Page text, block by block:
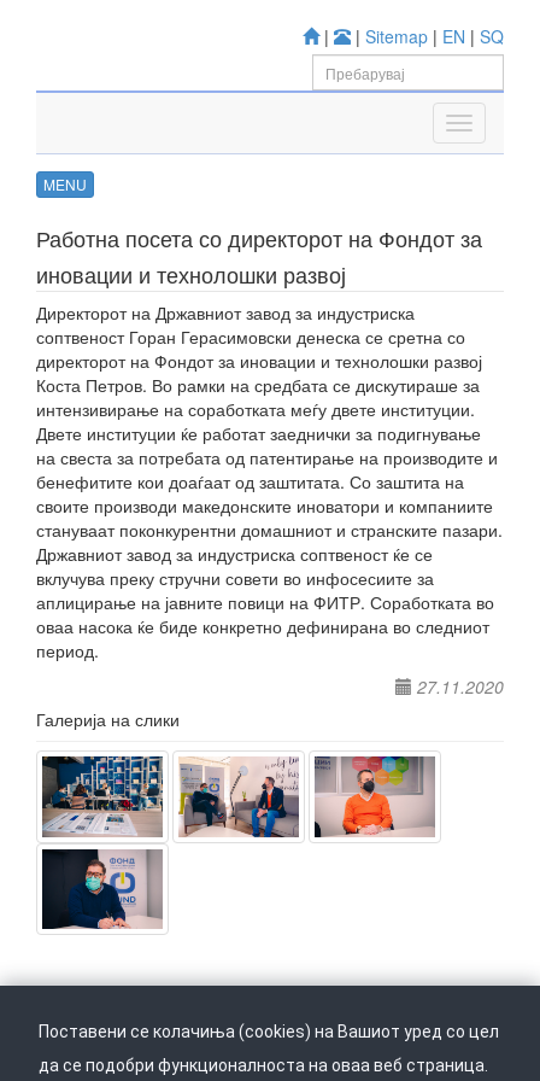
| | Sitemap | EN | SQ
MENU
Работна посета со директорот на Фондот за
иновации и технолошки развој
Директорот на Државниот завод за индустриска
соптвеност Горан Герасимовски денеска се сретна со
директорот на Фондот за иновации и технолошки развој
Коста Петров. Во рамки на средбата се дискутираше за
интензивирање на соработката меѓу двете институции.
Двете институции ќе работат заеднички за подигнување
на свеста за потребата од патентирање на производите и
бенефитите кои доаѓаат од заштитата. Со заштита на
своите производи македонските иноватори и компаниите
стануваат поконкурентни домашниот и странските пазари.
Државниот завод за индустриска соптвеност ќе се
вклучува преку стручни совети во инфосесиите за
аплицирање на јавните повици на ФИТР. Соработката во
оваа насока ќе биде конкретно дефинирана во следниот
период.
27.11.2020
Галерија на слики
Поставени се колачиња (cookies) на Вашиот уред со цел
да се подобри функционалноста на оваа веб страница.